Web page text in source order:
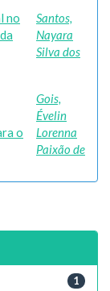
no
Santos,
Nayara
Silva dos
o
Gois,
Évelin
Lorenna
Paixão de
1